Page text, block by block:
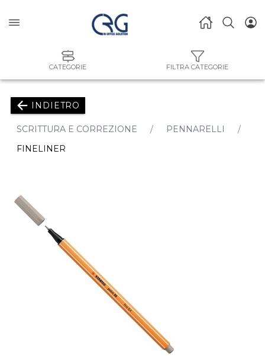
CATEGORIE FILTRA CATEGORIE
INDIETRO
SCRITTURA E CORREZIONE
PENNARELLI
FINELINER